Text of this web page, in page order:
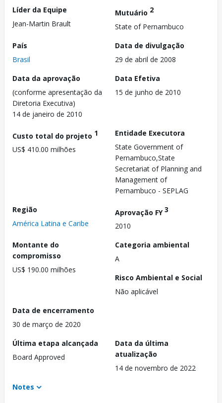
Líder da Equipe
Jean-Martin Brault
Mutuário 2
State of Pernambuco
País
Brasil
Data de divulgação
29 de abril de 2008
Data da aprovação
(conforme apresentação da
Diretoria Executiva)
14 de janeiro de 2010
Data Efetiva
15 de junho de 2010
Custo total do projeto 1
US$ 410.00 milhões
Entidade Executora
State Government of
Pernambuco,State
Secretariat of Planning and
Management of
Pernambuco - SEPLAG
Região
América Latina e Caribe
Aprovação FY3
2010
Montante do
compromisso
US$ 190.00 milhões
Categoria ambiental
A
Risco Ambiental e Social
Não aplicável
Data de encerramento
30 de março de 2020
Última etapa alcançada
Board Approved
Data da última
atualização
14 de novembro de 2022
Notes